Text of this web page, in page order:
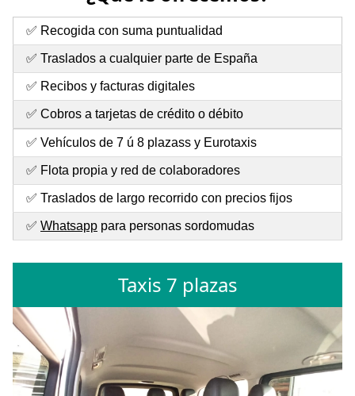
✅ Recogida con suma puntualidad
✅ Traslados a cualquier parte de España
✅ Recibos y facturas digitales
✅ Cobros a tarjetas de crédito o débito
✅ Vehículos de 7 ú 8 plazass y Eurotaxis
✅ Flota propia y red de colaboradores
✅ Traslados de largo recorrido con precios fijos
✅ Whatsapp para personas sordomudas
Taxis 7 plazas